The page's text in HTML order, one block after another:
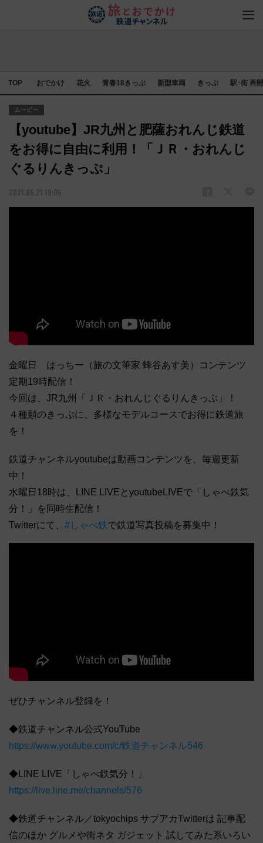
TOP おでかけ 花火 青春18きっぷ 新型車両 きっぷ 駅･街 再
ムービー
【youtube】JR九州と肥薩おれんじ鉄道
をお得に自由に利用！「ＪＲ・おれんじ
ぐるりんきっぷ」
2021.05.21 19:05
金曜日 はっちー（旅の文筆家 蜂谷あす美）コンテンツ
定期19時配信！
今回は、JR九州「ＪＲ・おれんじぐるりんきっぷ」！
４種類のきっぷに、多様なモデルコースでお得に鉄道旅
を！
鉄道チャンネルyoutubeは動画コンテンツを、毎週更新
中！
水曜日18時は、LINE LIVEとyoutubeLIVEで「しゃべ鉄気
分！」を同時生配信！
Twitterにて、 #しゃべ鉄で鉄道写真投稿を募集中！
ぜひチャンネル登録を！
◆鉄道チャンネル公式YouTube
https://www.youtube.com/c/鉄道チャンネル546
◆LINE LIVE「しゃべ鉄気分！」
https://live.line.me/channels/576
◆鉄道チャンネル／tokyochips サブアカTwitterは 記事配
信のほか グルメや街ネタ ガジェット 試してみた系いろい